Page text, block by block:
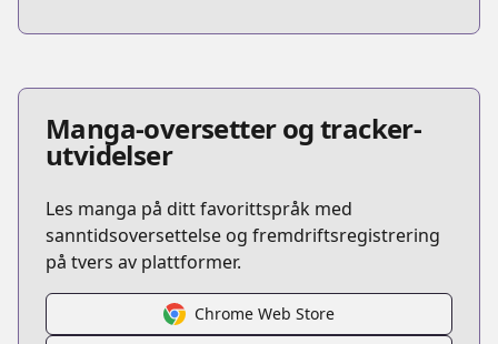
Manga-oversetter og tracker-
utvidelser
Les manga på ditt favorittspråk med
sanntidsoversettelse og fremdriftsregistrering
på tvers av plattformer.
Chrome Web Store